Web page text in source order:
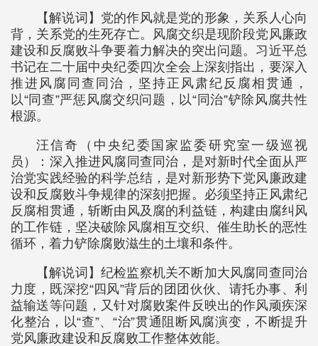
【解说词】党的作风就是党的形象，关系人心向
背，关系党的生死存亡。风腐交织是现阶段党风廉政
建设和反腐败斗争要着力解决的突出问题。习近平总
书记在二十届中央纪委四次全会上深刻指出，要深入
推进风腐同查同治，坚持正风肃纪反腐相贯通，
以“同查”严惩风腐交织问题，以“同治”铲除风腐共性
根源。
汪信奇（中央纪委国家监委研究室一级巡视
员）：深入推进风腐同查同治，是对新时代全面从严
治党实践经验的科学总结，是对新形势下党风廉政建
设和反腐败斗争规律的深刻把握。必须坚持正风肃纪
反腐相贯通，斩断由风及腐的利益链，构建由腐纠风
的工作链，坚决破除风腐相互交织、催生助长的恶性
循环，着力铲除腐败滋生的土壤和条件。
【解说词】纪检监察机关不断加大风腐同查同治
力度，既深挖“四风”背后的团团伙伙、请托办事、利
益输送等问题，又针对腐败案件反映出的作风顽疾深
化整治，以“查”、“治”贯通阻断风腐演变，不断提升
党风廉政建设和反腐败工作整体效能。